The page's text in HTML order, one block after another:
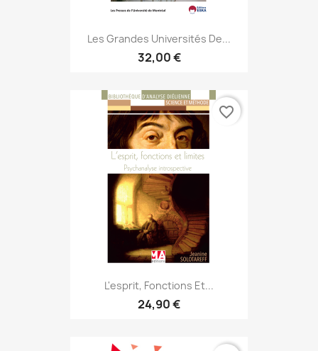
Les Grandes Universités De...
32,00 €
L'esprit, Fonctions Et...
24,90 €
favorite_border